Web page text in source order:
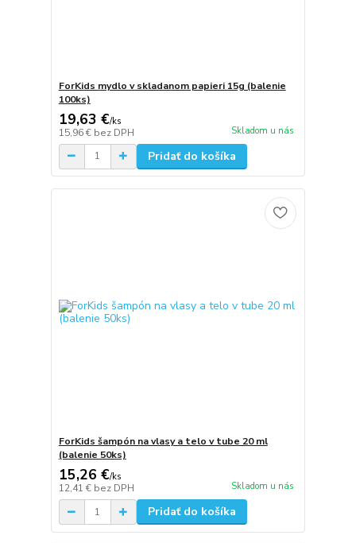
ForKids mydlo v skladanom papieri 15g (balenie
100ks)
19,63 €/ks
15,96 € bez DPH Skladom u nás
Pridať do košíka
ForKids šampón na vlasy a telo v tube 20 ml
(balenie 50ks)
15,26 €/ks
12,41 € bez DPH Skladom u nás
Pridať do košíka